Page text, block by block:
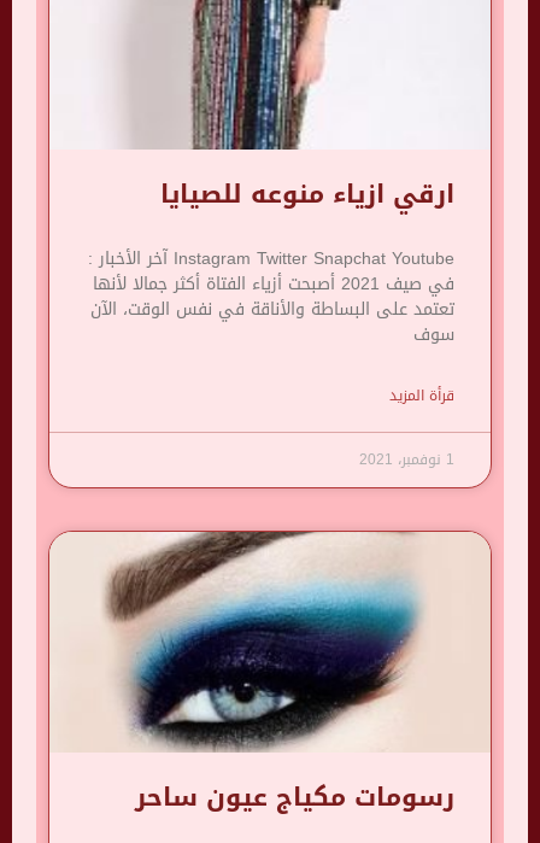
ارقي ازياء منوعه للصيايا
Instagram Twitter Snapchat Youtube آخر الأخبار :
في صيف 2021 أصبحت أزياء الفتاة أكثر جمالا لأنها
تعتمد على البساطة والأناقة في نفس الوقت، الآن
سوف
قرأة المزيد
1 نوفمبر، 2021
رسومات مكياج عيون ساحر